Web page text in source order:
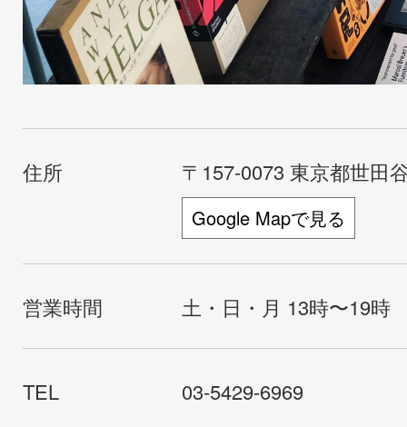
住所 〒157-0073 東京都世田
Google Mapで見る
営業時間 土・日・月 13時〜19時
TEL 03-5429-6969